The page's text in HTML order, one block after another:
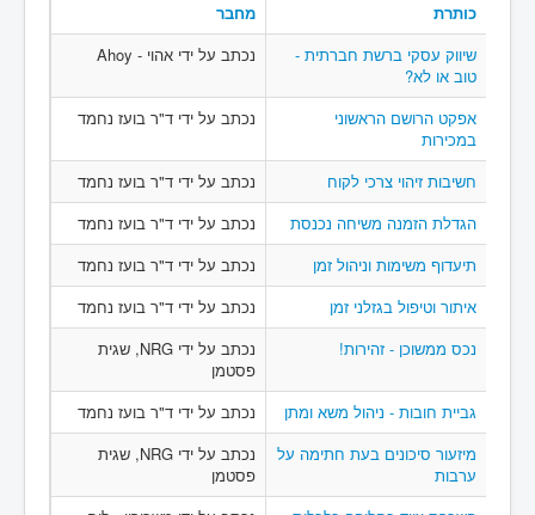
כותרת
מחבר
שיווק עסקי ברשת חברתית -
טוב או לא?
נכתב על ידי אהוי - Ahoy
אפקט הרושם הראשוני
במכירות
נכתב על ידי ד"ר בועז נחמד
חשיבות זיהוי צרכי לקוח
נכתב על ידי ד"ר בועז נחמד
הגדלת הזמנה משיחה נכנסת
נכתב על ידי ד"ר בועז נחמד
תיעדוף משימות וניהול זמן
נכתב על ידי ד"ר בועז נחמד
איתור וטיפול בגזלני זמן
נכתב על ידי ד"ר בועז נחמד
נכס ממשוכן - זהירות!
נכתב על ידי NRG, שגית
פסטמן
גביית חובות - ניהול משא ומתן
נכתב על ידי ד"ר בועז נחמד
מיזעור סיכונים בעת חתימה על
ערבות
נכתב על ידי NRG, שגית
פסטמן